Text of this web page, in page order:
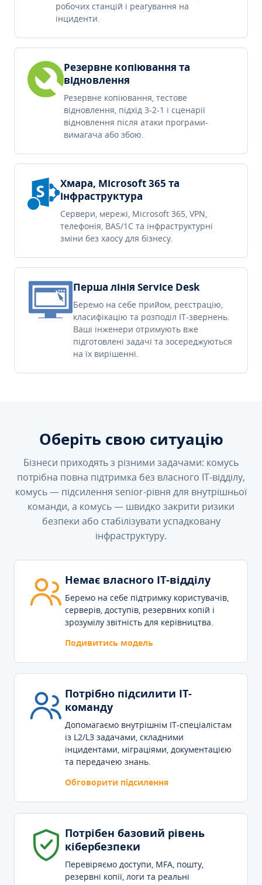
робочих станцій і реагування на
інциденти.
Резервне копіювання та
відновлення
Резервне копіювання, тестове
відновлення, підхід 3-2-1 і сценарії
відновлення після атаки програми-
вимагача або збою.
Хмара, Microsoft 365 та
інфраструктура
Сервери, мережі, Microsoft 365, VPN,
телефонія, BAS/1C та інфраструктурні
зміни без хаосу для бізнесу.
Перша лінія Service Desk
Беремо на себе прийом, реєстрацію,
класифікацію та розподіл IT-звернень.
Ваші інженери отримують вже
підготовлені задачі та зосереджуються
на їх вирішенні.
Оберіть свою ситуацію
Бізнеси приходять з різними задачами: комусь
потрібна повна підтримка без власного IT-відділу,
комусь — підсилення senior-рівня для внутрішньої
команди, а комусь — швидко закрити ризики
безпеки або стабілізувати успадковану
інфраструктуру.
Немає власного IT-відділу
Беремо на себе підтримку користувачів,
серверів, доступів, резервних копій і
зрозумілу звітність для керівництва.
Подивитись модель
Потрібно підсилити IT-
команду
Допомагаємо внутрішнім IT-спеціалістам
із L2/L3 задачами, складними
інцидентами, міграціями, документацією
та передачею знань.
Обговорити підсилення
Потрібен базовий рівень
кібербезпеки
Перевіряємо доступи, MFA, пошту,
резервні копії, логи та реальні